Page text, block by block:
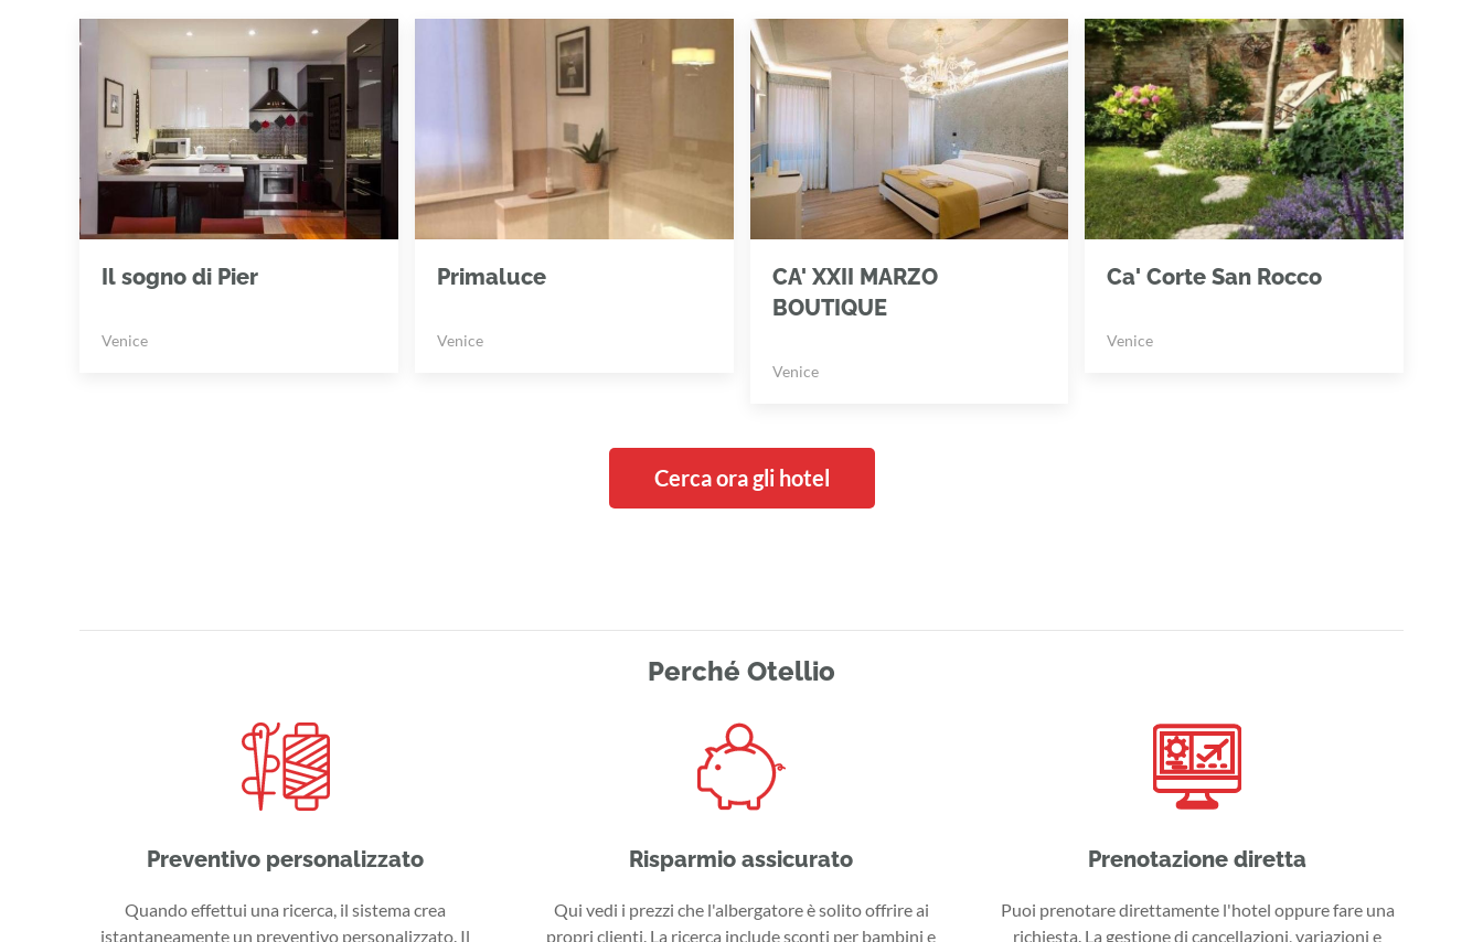
Il sogno di Pier
Venice
Primaluce
Venice
CA' XXII MARZO
BOUTIQUE
Venice
Ca' Corte San Rocco
Venice
Cerca ora gli hotel
Perché Otellio
Preventivo personalizzato
Quando effettui una ricerca, il sistema crea
istantaneamente un preventivo personalizzato. Il
Risparmio assicurato
Qui vedi i prezzi che l'albergatore è solito offrire ai
propri clienti. La ricerca include sconti per bambini e
Prenotazione diretta
Puoi prenotare direttamente l'hotel oppure fare una
richiesta. La gestione di cancellazioni, variazioni e